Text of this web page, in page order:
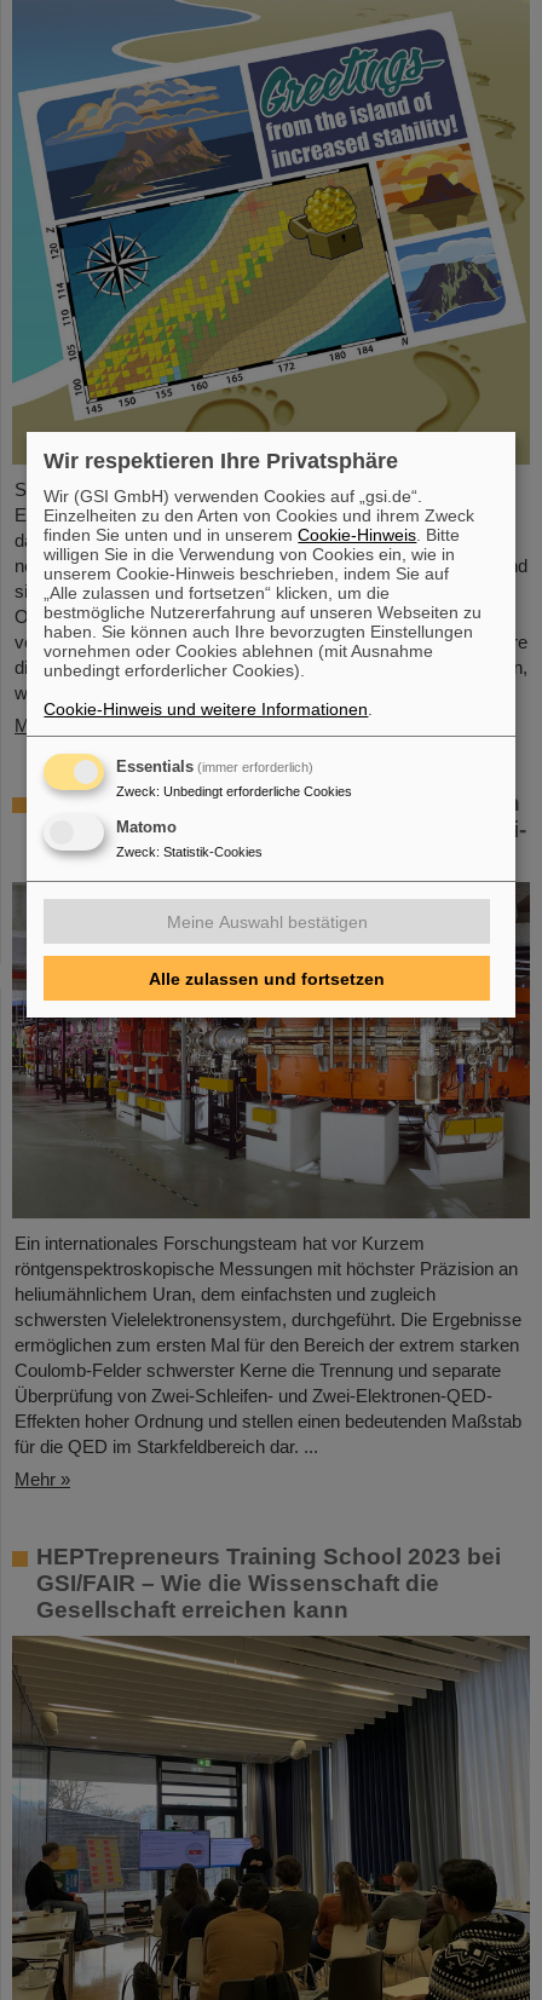
Seit der Jahrtausendwende wurden sechs neue chemische
Elemente entdeckt und in das Periodensystem der Elemente,
das Symbol der Chemie schlechthin, aufgenommen. Diese
neuen Elemente haben hohe Ordnungszahlen von bis zu 118 und
sind deutlich schwerer als Uran, das Element mit der höchsten
Ordnungszahl (92), das in größeren Mengen auf der Erde
vorkommt. Dies wirft Fragen auf, unter anderem wie viele weitere
dieser superschweren Spezies noch auf ihre Entdeckung warten,
wo – wenn überhaupt – eine ...
Mehr »
Überprüfung der Quantenelektrodynamik in
extremen Feldern mit dem schwersten Zwei-
Elektronen-Ion
Ein internationales Forschungsteam hat vor Kurzem
röntgenspektroskopische Messungen mit höchster Präzision an
heliumähnlichem Uran, dem einfachsten und zugleich
schwersten Vielelektronensystem, durchgeführt. Die Ergebnisse
ermöglichen zum ersten Mal für den Bereich der extrem starken
Coulomb-Felder schwerster Kerne die Trennung und separate
Überprüfung von Zwei-Schleifen- und Zwei-Elektronen-QED-
Effekten hoher Ordnung und stellen einen bedeutenden Maßstab
für die QED im Starkfeldbereich dar. ...
Mehr »
HEPTrepreneurs Training School 2023 bei
GSI/FAIR – Wie die Wissenschaft die
Gesellschaft erreichen kann
Wir respektieren Ihre Privatsphäre
Wir (GSI GmbH) verwenden Cookies auf „gsi.de“.
Einzelheiten zu den Arten von Cookies und ihrem Zweck
finden Sie unten und in unseremCookie-Hinweis . Bitte
willigen Sie in die Verwendung von Cookies ein, wie in
unserem Cookie-Hinweis beschrieben, indem Sie auf
„Alle zulassen und fortsetzen“ klicken, um die
bestmögliche Nutzererfahrung auf unseren Webseiten zu
haben. Sie können auch Ihre bevorzugten Einstellungen
vornehmen oder Cookies ablehnen (mit Ausnahme
unbedingt erforderlicher Cookies).
Cookie-Hinweis und weitere Informationen
Essentials (immer erforderlich)
Zweck: Unbedingt erforderliche Cookies
Matomo
Zweck: Statistik-Cookies
Meine Auswahl bestätigen
Alle zulassen und fortsetzen